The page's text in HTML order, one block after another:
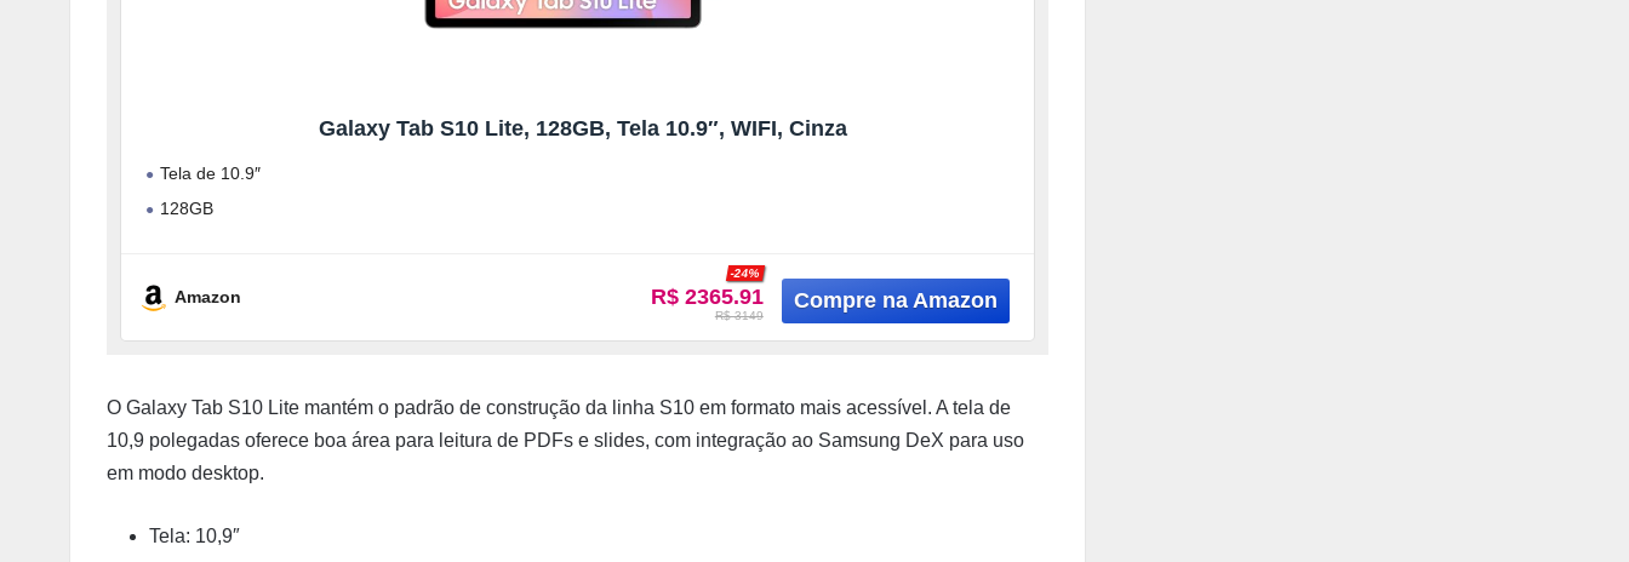
Galaxy Tab S10 Lite, 128GB, Tela 10.9″, WIFI, Cinza
Tela de 10.9″
128GB
Amazon
R$ 2365.91
-24%
R$ 3149
O Galaxy Tab S10 Lite mantém o padrão de construção da linha S10 em formato mais acessível. A tela de
10,9 polegadas oferece boa área para leitura de PDFs e slides, com integração ao Samsung DeX para uso
em modo desktop.
Tela: 10,9″